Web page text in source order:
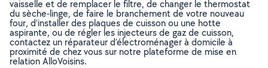
vaisselle et de remplacer le filtre, de changer le thermostat
du sèche-linge, de faire le branchement de votre nouveau
four, d’installer des plaques de cuisson ou une hotte
aspirante, ou de régler les injecteurs de gaz de cuisson,
contactez un réparateur d’électroménager à domicile à
proximité de chez vous sur notre plateforme de mise en
relation AlloVoisins.